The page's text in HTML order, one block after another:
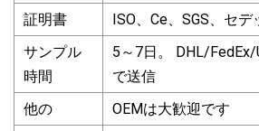
証明書
ISO、Ce、SGS、セデ
サンプル
時間
5～7日。 DHL/
で送信
他の
OEMは大歓迎です